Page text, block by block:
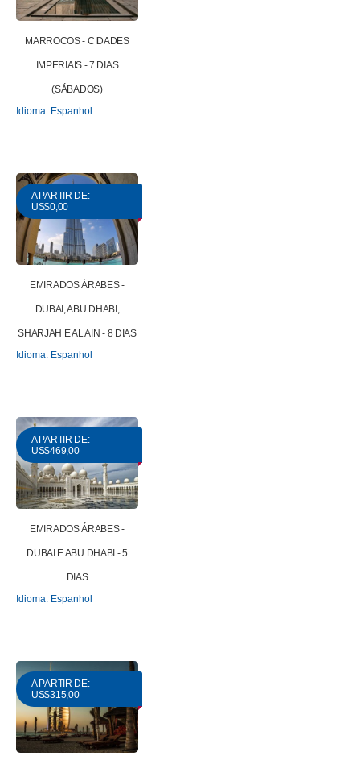
MARROCOS - CIDADES
IMPERIAIS - 7 DIAS
(SÁBADOS)
Idioma: Espanhol
A PARTIR DE:
US$0,00
EMIRADOS ÁRABES -
DUBAI, ABU DHABI,
SHARJAH E AL AIN - 8 DIAS
Idioma: Espanhol
A PARTIR DE:
US$469,00
EMIRADOS ÁRABES -
DUBAI E ABU DHABI - 5
DIAS
Idioma: Espanhol
A PARTIR DE:
US$315,00